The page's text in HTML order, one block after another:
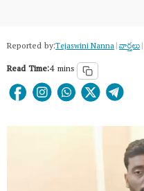
Reported by:Tejaswini Nanna|వార్త‌లు|
Read Time:4 mins